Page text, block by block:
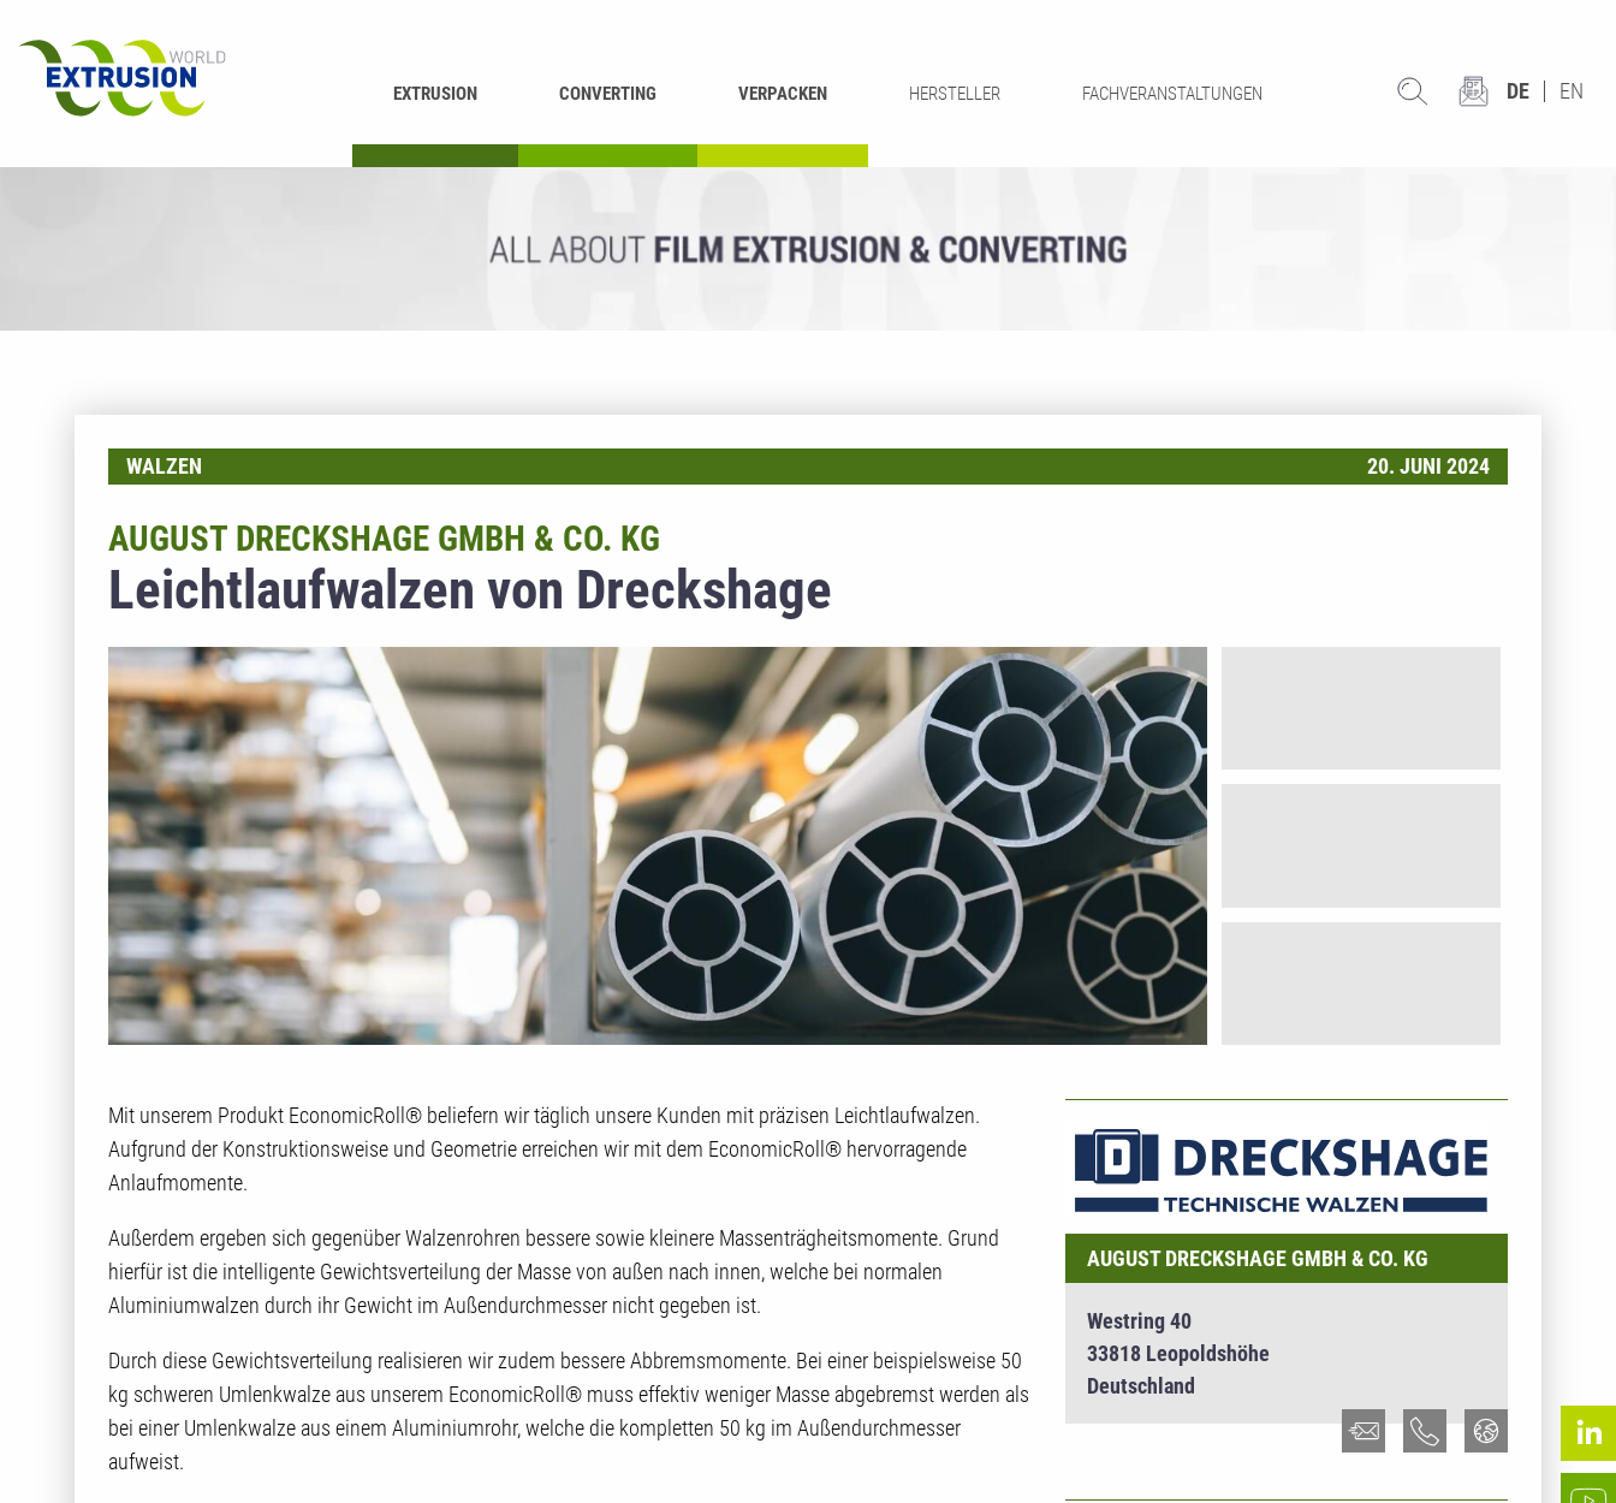
EXTRUSION CONVERTING VERPACKEN HERSTELLER FACHVERANSTALTUNGEN DE EN
WALZEN 20. JUNI 2024
Leichtlaufwalzen von Dreckshage
AUGUST DRECKSHAGE GMBH & CO. KG
Mit unserem Produkt EconomicRoll® beliefern wir täglich unsere Kunden mit präzisen Leichtlaufwalzen.
Aufgrund der Konstruktionsweise und Geometrie erreichen wir mit dem EconomicRoll® hervorragende
Anlaufmomente.
Außerdem ergeben sich gegenüber Walzenrohren bessere sowie kleinere Massenträgheitsmomente. Grund
hierfür ist die intelligente Gewichtsverteilung der Masse von außen nach innen, welche bei normalen
Aluminiumwalzen durch ihr Gewicht im Außendurchmesser nicht gegeben ist.
Durch diese Gewichtsverteilung realisieren wir zudem bessere Abbremsmomente. Bei einer beispielsweise 50
kg schweren Umlenkwalze aus unserem EconomicRoll® muss effektiv weniger Masse abgebremst werden als
bei einer Umlenkwalze aus einem Aluminiumrohr, welche die kompletten 50 kg im Außendurchmesser
aufweist.
CO. KG
AUGUST DRECKSHAGE GMBH & CO. KG
Westring 40
33818 Leopoldshöhe
Deutschland